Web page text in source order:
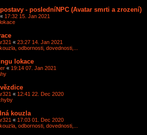
- posledníNPC (Avatar smrti a zrození)
« 17:32 15. Jan 2021
« 23:27 14. Jan 2021
odbornosti, dovednosti,...
lokace
« 19:14 07. Jan 2021
« 12:41 22. Dec 2020
kouzla
« 17:03 01. Dec 2020
odbornosti, dovednosti,...